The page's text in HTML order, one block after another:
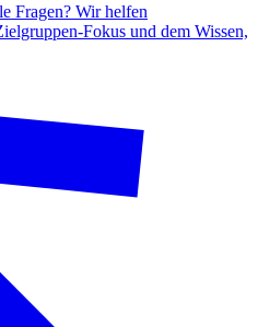
Fragen? Wir helfen
und dem Wissen,